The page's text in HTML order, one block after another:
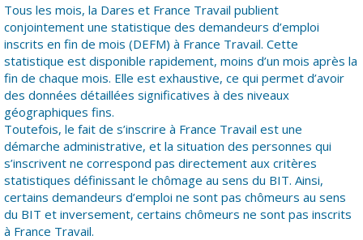
Tous les mois, la Dares et France Travail publient
conjointement une statistique des demandeurs d’emploi
inscrits en fin de mois (DEFM) à France Travail. Cette
statistique est disponible rapidement, moins d’un mois après la
fin de chaque mois. Elle est exhaustive, ce qui permet d’avoir
des données détaillées significatives à des niveaux
géographiques fins.
Toutefois, le fait de s’inscrire à France Travail est une
démarche administrative, et la situation des personnes qui
s’inscrivent ne correspond pas directement aux critères
statistiques définissant le chômage au sens du BIT. Ainsi,
certains demandeurs d’emploi ne sont pas chômeurs au sens
du BIT et inversement, certains chômeurs ne sont pas inscrits
à France Travail.